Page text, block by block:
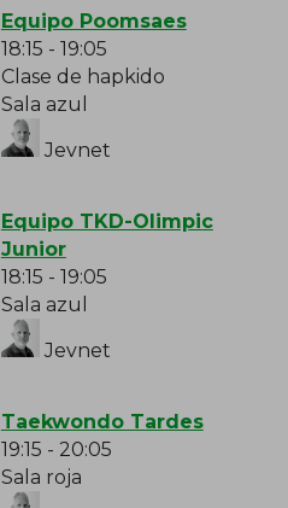
Equipo Poomsaes
18:15 - 19:05
Clase de hapkido
Sala azul
Jevnet
Equipo TKD-Olimpic
Junior
18:15 - 19:05
Sala azul
Jevnet
Taekwondo Tardes
19:15 - 20:05
Sala roja